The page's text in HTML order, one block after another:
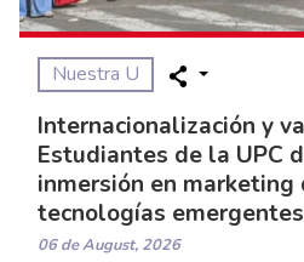
Nuestra U
Internacionalización y
Estudiantes de la UPC
inmersión en
tecnologías
06 de August, 2026